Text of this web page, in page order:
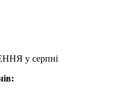
у серпні